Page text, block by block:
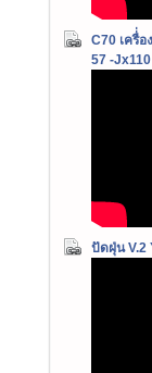
C70 เครื่่อ
57 -
ปัดฝุ่น V.2